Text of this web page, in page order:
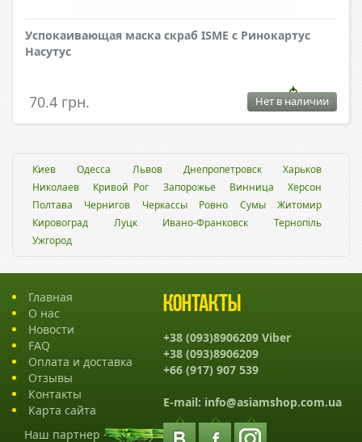
Успокаивающая маска скраб ISME с Ринокартус
Насутус
70.4 грн. Нет в наличии
Киев Одесса Львов Днепропетровск
Харьков
Николаев
Кривой Рог Запорожье Винница
Херсон
Полтава
Чернигов Черкассы Ровно Сумы
Житомир
Кировоград
Луцк Ивано-Франковск
Тернопіль
Ужгород
Главная
О нас
Новости
FAQ
Оплата и доставка
Отзывы
Контакты
Карта сайта
Наш партнер -
Контакты
+38 (093)8906209 Viber
+38 (093)8906209
+66 (917) 907 539
E-mail: info@asiamshop.com.ua